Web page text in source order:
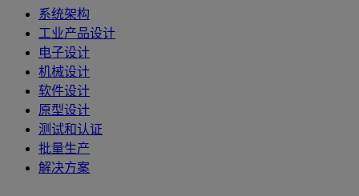
系统架构
工业产品设计
电子设计
机械设计
软件设计
原型设计
测试和认证
批量生产
解决方案